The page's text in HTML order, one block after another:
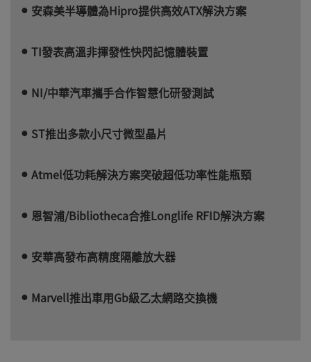
安森美半導體為Hipro提供高效ATX解決方案
TI發表高溫非揮發性快閃記憶體裝置
NI/中華汽車攜手合作智慧化研發測試
ST推出多款小尺寸微型晶片
Atmel低功耗解決方案突破超低功率性能瓶頸
恩智浦/Bibliotheca合推Longlife RFID解決方案
安華高發布高精度隔離放大器
Marvell推出車用Gb級乙太網路交換機